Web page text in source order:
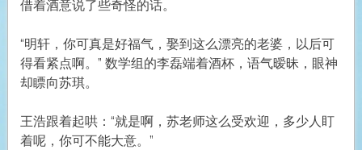
借着酒意说了些奇怪的话。
“明轩，你可真是好福气，娶到这么漂亮的老婆，以后可
得看紧点啊。” 数学组的李磊端着酒杯，语气暧昧，眼神
却瞟向苏琪。
王浩跟着起哄：“就是啊，苏老师这么受欢迎，多少人盯
着呢，你可不能大意。”